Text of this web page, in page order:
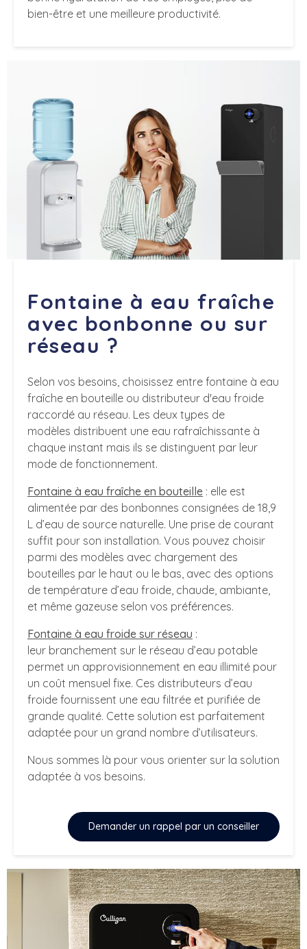
bien-être et une meilleure productivité.
Fontaine à eau fraîche
avec bonbonne ou sur
réseau ?
Selon vos besoins, choisissez entre fontaine à eau
fraîche en bouteille ou distributeur d'eau froide
raccordé au réseau. Les deux types de
modèles distribuent une eau rafraîchissante à
chaque instant mais ils se distinguent par leur
mode de fonctionnement.
Fontaine à eau fraîche en bouteille : elle est
alimentée par des bonbonnes consignées de 18,9
L d’eau de source naturelle. Une prise de courant
suffit pour son installation. Vous pouvez choisir
parmi des modèles avec chargement des
bouteilles par le haut ou le bas, avec des options
de température d’eau froide, chaude, ambiante,
et même gazeuse selon vos préférences.
Fontaine à eau froide sur réseau :
leur branchement sur le réseau d’eau potable
permet un approvisionnement en eau illimité pour
un coût mensuel fixe. Ces distributeurs d’eau
froide fournissent une eau filtrée et purifiée de
grande qualité. Cette solution est parfaitement
adaptée pour un grand nombre d’utilisateurs.
Nous sommes là pour vous orienter sur la solution
adaptée à vos besoins.
Demander un rappel par un conseiller